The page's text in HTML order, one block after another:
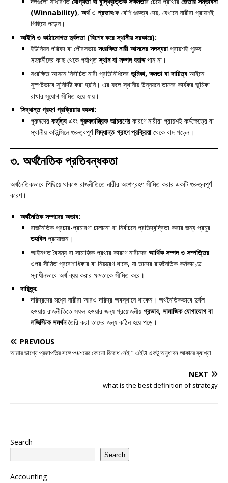
(Winnability), অর্থও প্রভাবকে বেশি গুরুত্ব দেয়, যেখানে নারীরা প্রায়শই
পিছিয়ে পড়েন।
আইনি ও কাঠামোগত দুর্বলতা (বিশেষ করে স্থানীয় সরকারে):
ইউনিয়ন পরিষদ বা পৌরসভায় সংরক্ষিত নারী আসনের সদস্যরাপ্রায়শই পুরুষ
সহকর্মীদের কাছ থেকে পর্যাপ্তস্থান বা সম্পদ বরাদ্দপান না।
সংরক্ষিত আসনে নির্বাচিত নারী প্রতিনিধিদের ভূমিকা, ক্ষমতা বা দায়িত্বআইনে
সুস্পষ্টভাবে সুনির্দিষ্ট করা হয়নি। এর ফলে স্থানীয় উন্নয়নে তাদের কার্যকর ভূমিকা
রাখার সুযোগ সীমিত হয়ে যায়।
সিদ্ধান্ত গ্রহণ প্রক্রিয়ায় বঞ্চনা:
পুরুষদের কর্তৃত্বএবং পুরুষতান্ত্রিক আচরণেরকারণে নারীরা প্রায়শই কর্মক্ষেত্রে বা
স্থানীয় কাউন্সিলে গুরুত্বপূর্ণসিদ্ধান্ত গ্রহণ প্রক্রিয়াথেকে বাদ পড়েন।
৩. অর্থনৈতিক প্রতিবন্ধকতা
অর্থনৈতিকভাবে পিছিয়ে থাকাও রাজনীতিতে নারীর অংশগ্রহণ সীমিত করার একটি গুরুত্বপূর্ণ
কারণ।
অর্থনৈতিক সম্পদের অভাব:
রাজনৈতিক প্রচার-প্রচারণা চালানো বা নির্বাচনে প্রতিদ্বন্দ্বিতা করার জন্য প্রচুর
তহবিলপ্রয়োজন।
আইনগত বৈষম্য বা সামাজিক প্রথার কারণে নারীদের আর্থিক সম্পদ ও সম্পত্তির
ওপর সীমিত প্রবেশাধিকার বা নিয়ন্ত্রণ থাকে, যা তাদের রাজনৈতিক কর্মকাণ্ডে
স্বাধীনভাবে অর্থ ব্যয় করার ক্ষমতাকে সীমিত করে।
দারিদ্র্য:
দরিদ্রদের মধ্যে নারীরা আরও দরিদ্র অবস্থানে থাকেন। অর্থনৈতিকভাবে দুর্বল
হওয়ায় রাজনীতিতে সফল হওয়ার জন্য প্রয়োজনীয় প্রভাব, সামাজিক যোগাযোগ বা
লজিস্টিক সমর্থনতৈরি করা তাদের জন্য কঠিন হয়ে পড়ে।
PREVIOUS
আমার ভাগ্যে প্রজাপতির সঙ্গে পঞ্চশরের কোনো বিরোধ নেই ” এইটা একটু অনুধাবন আকারে ব্যাখ্যা
NEXT
what is the best definition of strategy
Search
Search
Accounting